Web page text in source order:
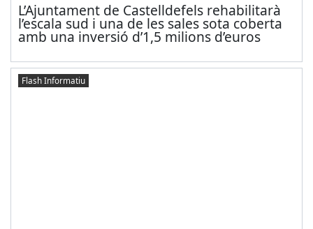
L’Ajuntament de Castelldefels rehabilitarà
l’escala sud i una de les sales sota coberta
amb una inversió d’1,5 milions d’euros
Flash Informatiu